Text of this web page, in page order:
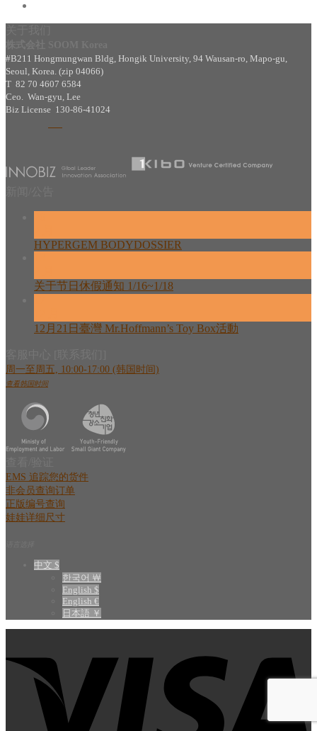
#B211 Hongmungwan Bldg, Hongik University, 94 Wausan-ro, Mapo-gu,
Seoul, Korea. (zip 04066)
T 82 70 4607 6584
Ceo. Wan-gyu, Lee
Biz License 130-86-41024
HYPERGEM BODYDOSSIER
关于节日休假通知 1/16~1/18
12月21日臺灣 Mr.Hoffmann’s Toy Box活動
周一至周五, 10:00-17:00 (韩国时间)
查看韩国时间
EMS 追踪您的货件
非会员查询订单
正版编号查询
娃娃详细尺寸
中文 $
한국어 ￦
English $
English €
日本語 ￥